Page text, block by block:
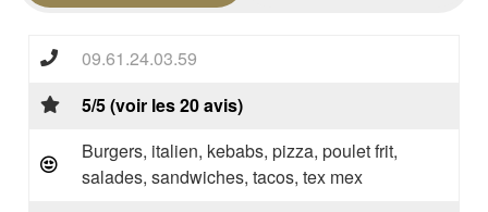
09.61.24.03.59
5/5 (voir les 20 avis)
Burgers, italien, kebabs, pizza, poulet frit,
salades, sandwiches, tacos, tex mex